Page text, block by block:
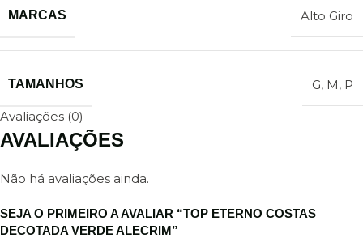
MARCAS Alto Giro
TAMANHOS G, M, P
Avaliações (0)
AVALIAÇÕES
Não há avaliações ainda.
SEJA O PRIMEIRO A AVALIAR “TOP ETERNO COSTAS
DECOTADA VERDE ALECRIM”